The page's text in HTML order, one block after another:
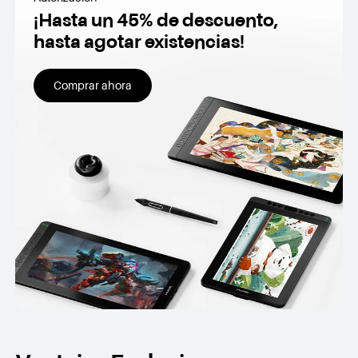
¡Hasta un 45% de descuento,
hasta agotar existencias!
Comprar ahora